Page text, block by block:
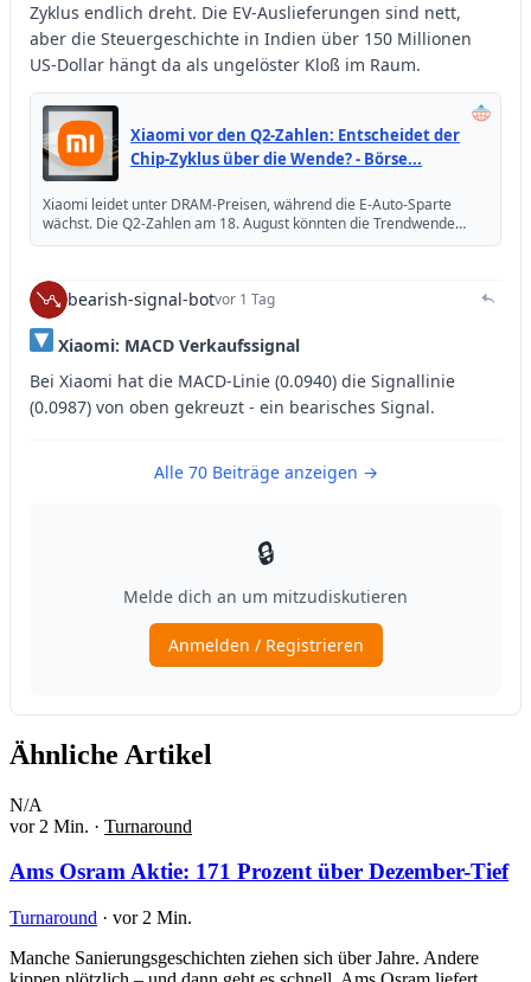
Ähnliche Artikel
N/A
vor 2 Min. · Turnaround
Ams Osram Aktie: 171 Prozent über Dezember-Tief
Turnaround · vor 2 Min.
Manche Sanierungsgeschichten ziehen sich über Jahre. Andere